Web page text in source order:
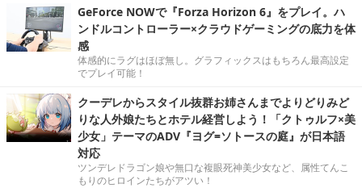
GeForce NOWで『Forza Horizon 6』をプレイ。ハ
ンドルコントローラー×クラウドゲーミングの底力を体
感
体感的にラグはほぼ無し。グラフィックスはもちろん最高設定
でプレイ可能！
クーデレからスタイル抜群お姉さんまでよりどりみど
りな人外娘たちとホテル経営しよう！「クトゥルフ×美
少女」テーマのADV『ヨグ=ソトースの庭』が日本語
対応
ツンデレドラゴン娘や無口な複眼死神美少女など、属性てんこ
もりのヒロインたちがアツい！